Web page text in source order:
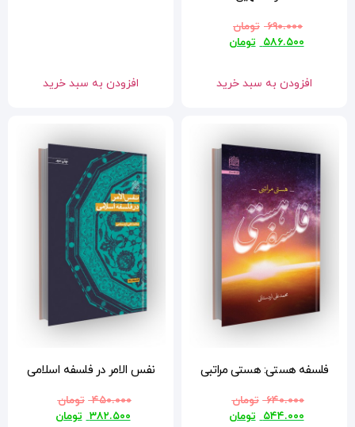
افزودن به سبد خرید
نفس الامر در فلسفه اسلامی
۴۵۰.۰۰۰ تومان
۳۸۲.۵۰۰ تومان